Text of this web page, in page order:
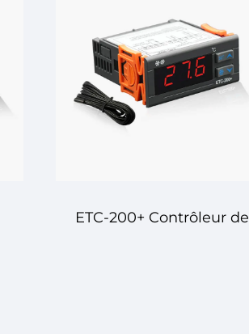
ETC-200+ Contrôleur de